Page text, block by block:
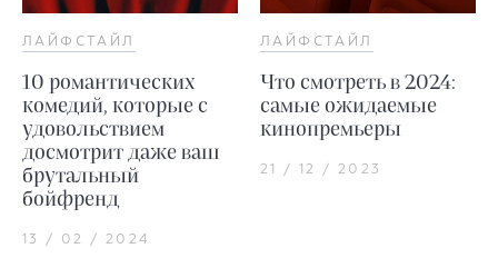
ЛАЙФСТАЙЛ
10 романтических
комедий, которые с
удовольствием
досмотрит даже ваш
брутальный
бойфренд
13 / 02 / 2024
ЛАЙФСТАЙЛ
Что смотреть в 2024:
самые ожидаемые
кинопремьеры
21 / 12 / 2023